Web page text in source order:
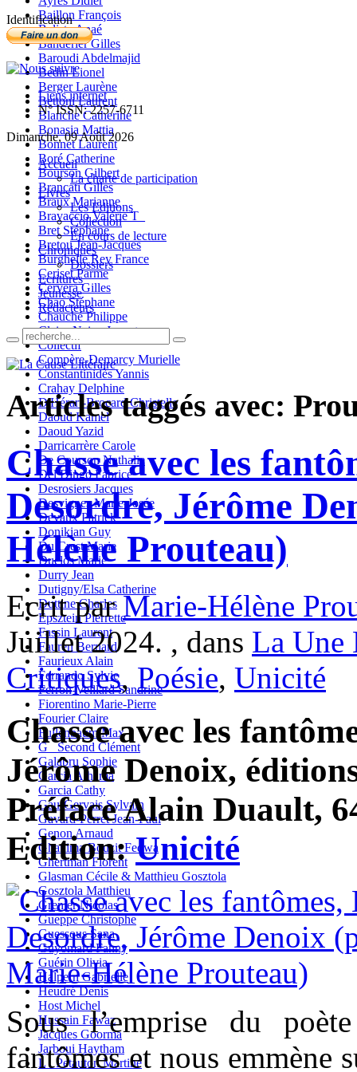
Baillon François
Balista Anaé
Banderier Gilles
Baroudi Abdelmajid
Bedin Lionel
Berger Laurène
Bettoni Laurent
Blanche Catherine
Bonasia Mattia
Bonnet Laurent
Boré Catherine
Bourson Gilbert
Brancati Gilles
Braux Marianne
Bravaccio Valérie T_
Bret Stéphane
Bretou Jean-Jacques
Burghelle Rey France
Ceriset Parme
Cervera Gilles
Chao Stéphane
Chauché Philippe
Claire-Neige Jaunet
Collectif
Compère-Demarcy Murielle
Constantinidès Yannis
Crahay Delphine
D'Hérart-Brocard Christelle
Daoud Kamel
Daoud Yazid
Darricarrère Carole
De Courson Nathalie
Del Dingo Fabrice
Desrosiers Jacques
Desvignes Marie-Josée
Devaux Patrick
Donikian Guy
Du Crest Marie
Duclos Marie
Durry Jean
Dutigny/Elsa Catherine
Duttine Charles
Epsztein Pierrette
Fassin Laurent
Fauren Bernard
Faurieux Alain
Ferrando Sylvie
Ferron-Veillard Sandrine
Fiorentino Marie-Pierre
Fourier Claire
Fullenbaum Max
G_ Second Clément
Galabru Sophie
Garcia Alhama
Garcia Cathy
Gau-Gervais Sylvain
Gavard-Perret Jean-Paul
Genon Arnaud
Ghanima Bouzit Fedwa
Ghertman Florent
Glasman Cécile & Matthieu Gosztola
Gosztola Matthieu
Grenier Nicolas
Gueppe Christophe
Guessous Sana
Guyomard Fanny
Guérin Olivia
Halpern Gabrielle
Heudré Denis
Host Michel
Hussain Fawaz
Jacques Goorma
Jarboui Haytham
L_ Petauton Martine
Identification
Liens internet
N° ISSN: 2257-6711
Dimanche, 09 Août 2026
Accueil
La charte de participation
Livres
Les Editions
Collection
En cours de lecture
Chroniques
Dossiers
Ecritures
Jeunesse
Rédacteurs
Articles taggés avec:
Chasse avec les
Desordre, Jérôme
Hélène Prouteau)
Ecrit parMarie-Hélène
Juillet 2024. , dans La Une
Critiques, Poésie, Unicité
Chasse avec les
Jérôme Denoix,
Préface Alain Duault,
Edition:Unicité
Sous l’emprise du
fantômes et nous emmène